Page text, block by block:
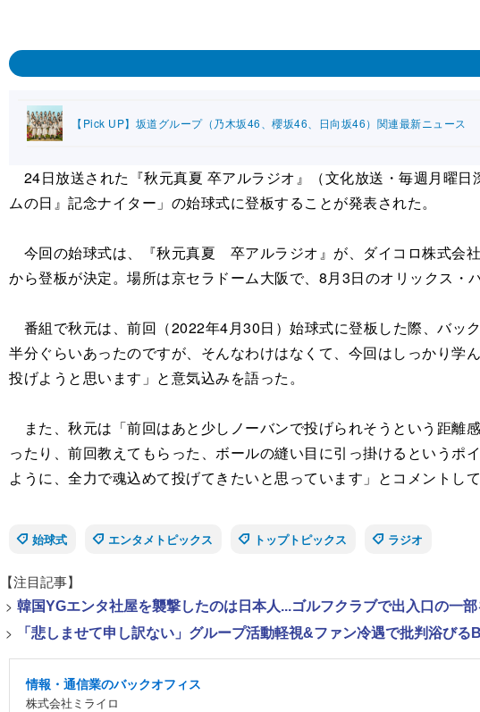
【Pick UP】坂道グループ（乃木坂46、櫻坂46、日向坂46）関連最新ニュース
24日放送された『秋元真夏 卒アルラジオ』（文化放送・毎週月曜
ムの日』記念ナイター」の始球式に登板することが発表された。
今回の始球式は、『秋元真夏 卒アルラジオ』が、ダイコロ株式会
から登板が決定。場所は京セラドーム大阪で、8月3日のオリックス・
番組で秋元は、前回（2022年4月30日）始球式に登板した際、バッ
半分ぐらいあったのですが、そんなわけはなくて、今回はしっかり
投げようと思います」と意気込みを語った。
また、秋元は「前回はあと少しノーバンで投げられそうという距離
ったり、前回教えてもらった、ボールの縫い目に引っ掛けるという
ように、全力で魂込めて投げてきたいと思っています」とコメントして
始球式
エンタメトピックス トップトピックス ラジオ
【注目記事】
> 韓国YGエンタ社屋を襲撃したのは日本人...ゴルフクラブで出入口の一
> 「悲しませて申し訳ない」グループ活動軽視&ファン冷遇で批判浴び
情報・通信業のバックオフィス
株式会社ミライロ